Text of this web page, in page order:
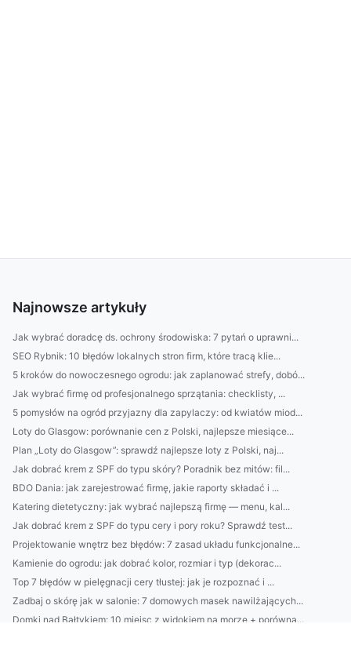
Najnowsze artykuły
Jak wybrać doradcę ds. ochrony środowiska: 7 pytań o uprawni...
SEO Rybnik: 10 błędów lokalnych stron firm, które tracą klie...
5 kroków do nowoczesnego ogrodu: jak zaplanować strefy, dobó...
Jak wybrać firmę od profesjonalnego sprzątania: checklisty, ...
5 pomysłów na ogród przyjazny dla zapylaczy: od kwiatów miod...
Loty do Glasgow: porównanie cen z Polski, najlepsze miesiące...
Plan „Loty do Glasgow”: sprawdź najlepsze loty z Polski, naj...
Jak dobrać krem z SPF do typu skóry? Poradnik bez mitów: fil...
BDO Dania: jak zarejestrować firmę, jakie raporty składać i ...
Katering dietetyczny: jak wybrać najlepszą firmę — menu, kal...
Jak dobrać krem z SPF do typu cery i pory roku? Sprawdź test...
Projektowanie wnętrz bez błędów: 7 zasad układu funkcjonalne...
Kamienie do ogrodu: jak dobrać kolor, rozmiar i typ (dekorac...
Top 7 błędów w pielęgnacji cery tłustej: jak je rozpoznać i ...
Zadbaj o skórę jak w salonie: 7 domowych masek nawilżających...
Domki nad Bałtykiem: 10 miejsc z widokiem na morze + porówna...